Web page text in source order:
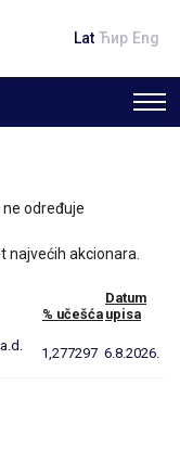
Lat Ћир Eng
ne određuje
najvećih akcionara.
% učešća
Datum
upisa
1,277297 6.8.2026.